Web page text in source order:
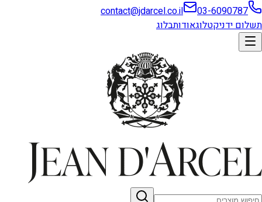
03-6090787
contact@jdarcel.co.il
תשלום ידניקטלוגאודותבלוג